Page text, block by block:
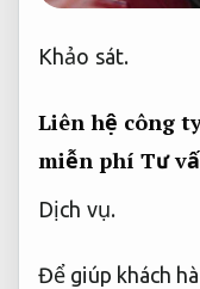
Khảo sát.
Liên hệ công
miễn phí Tư
Dịch vụ.
Để giúp khách